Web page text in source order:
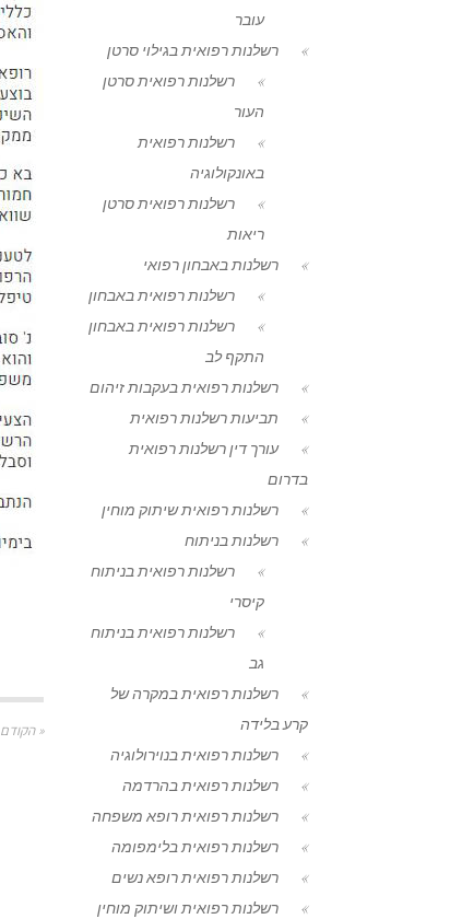
« הקודם
עובר
רשלנות רפואית בגילוי סרטן
רשלנות רפואית סרטן
העור
רשלנות רפואית
באונקולוגיה
רשלנות רפואית סרטן
ריאות
רשלנות באבחון רפואי
רשלנות רפואית באבחון
רשלנות רפואית באבחון
התקף לב
רשלנות רפואית בעקבות זיהום
תביעות רשלנות רפואית
עורך דין רשלנות רפואית
בדרום
רשלנות רפואית שיתוק מוחין
רשלנות בניתוח
רשלנות רפואית בניתוח
קיסרי
רשלנות רפואית בניתוח
גב
רשלנות רפואית במקרה של
קרע בלידה
רשלנות רפואית בנוירולוגיה
רשלנות רפואית בהרדמה
רשלנות רפואית רופא משפחה
רשלנות רפואית בלימפומה
רשלנות רפואית רופא נשים
רשלנות רפואית ושיתוק מוחין